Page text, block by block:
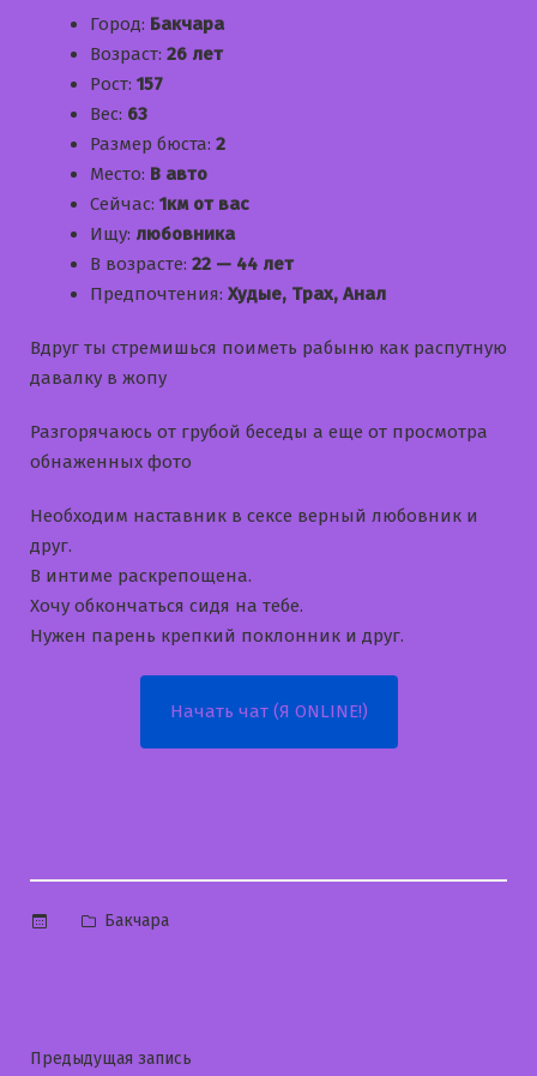
Город: Бакчара
Возраст: 26 лет
Рост: 157
Вес: 63
Размер бюста: 2
Место: В авто
Сейчас: 1км от вас
Ищу: любовника
В возрасте: 22 — 44 лет
Предпочтения: Худые, Трах, Анал
Вдруг ты стремишься поиметь рабыню как распутную
давалку в жопу
Разгорячаюсь от грубой беседы а еще от просмотра
обнаженных фото
Необходим наставник в сексе верный любовник и
друг.
В интиме раскрепощена.
Хочу обкончаться сидя на тебе.
Нужен парень крепкий поклонник и друг.
Начать чат (Я ONLINE!)
Опубликовано
Бакчара
Предыдущая запись